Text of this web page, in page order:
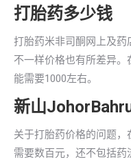
打胎药多少钱
打胎药米非司酮网上及药
不一样价格也有所差异
能需要1000左右。
新山
关于打胎药价格的问题
需要数百元，还不包括